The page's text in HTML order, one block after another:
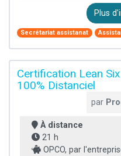
Plus
Secrétariat assistanat
Certification Lean
100% Distanciel
par
À distance
21 h
OPCO, par